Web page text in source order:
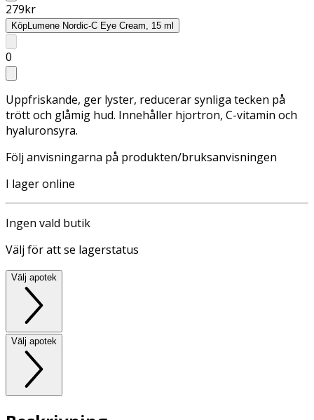
279kr
KöpLumene Nordic-C Eye Cream, 15 ml
0
Uppfriskande, ger lyster, reducerar synliga tecken på
trött och glåmig hud. Innehåller hjortron, C-vitamin och
hyaluronsyra.
Följ anvisningarna på produkten/bruksanvisningen
I lager online
Ingen vald butik
Välj för att se lagerstatus
Välj apotek
Välj apotek